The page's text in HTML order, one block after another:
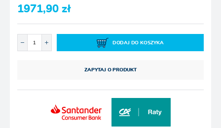
1971,90 zł
DODAJ DO KOSZYKA
ZAPYTAJ O PRODUKT